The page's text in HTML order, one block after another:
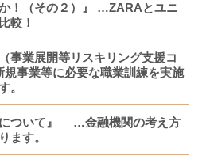
！（その２）』 …ZARAとユニ
較！
事業展開等リスキリング支援コ
事業等に必要な職業訓練を実施
。
について』 …金融機関の考え方
ます。